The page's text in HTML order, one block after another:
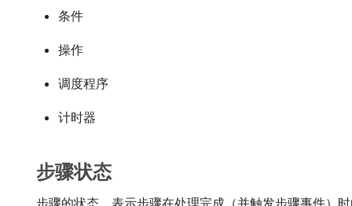
条件
操作
调度程序
计时器
步骤状态
步骤的状态，表示步骤在处理完成（并触发步骤事件）